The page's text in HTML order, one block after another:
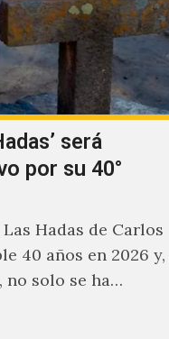
será
por su 40°
Hadas de Carlos
40 años en 2026 y,
no solo se ha…